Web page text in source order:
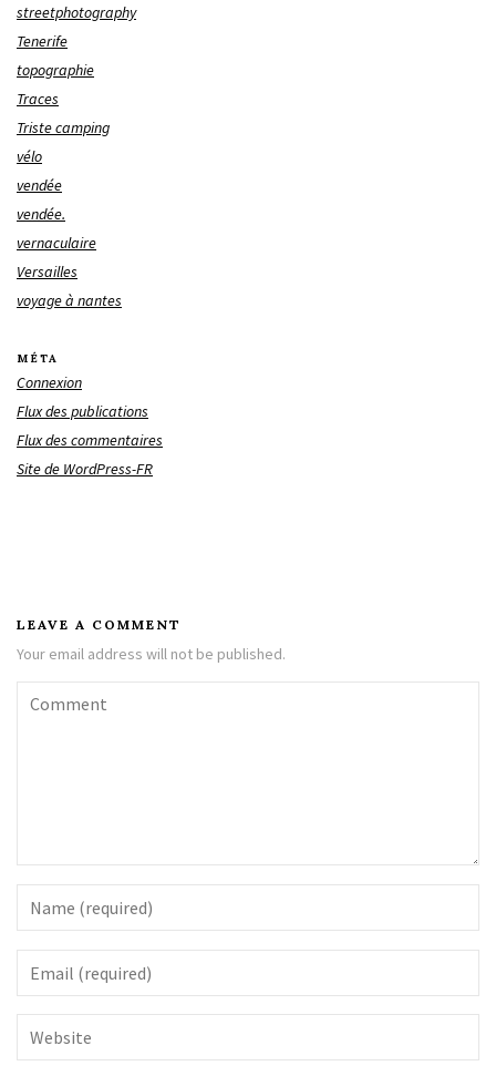
streetphotography
Tenerife
topographie
Traces
Triste camping
vélo
vendée
vendée.
vernaculaire
Versailles
voyage à nantes
MÉTA
Connexion
Flux des publications
Flux des commentaires
Site de WordPress-FR
LEAVE A COMMENT
Your email address will not be published.